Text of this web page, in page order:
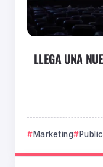
LLEGA UNA
Marketing